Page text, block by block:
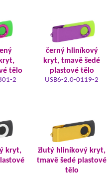
tělo
2
černý hliníkový
kryt, tmavě šedé
plastové tělo
USB6-2.0-0119-2
kryt,
žlutý hliníkový kryt,
tmavě šedé plastové
tělo